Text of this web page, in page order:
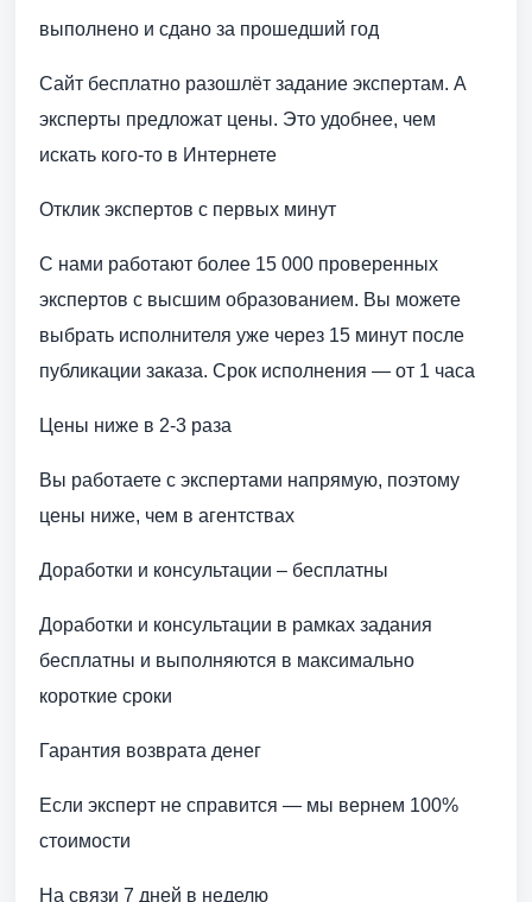
выполнено и сдано за прошедший год
Сайт бесплатно разошлёт задание экспертам. А
эксперты предложат цены. Это удобнее, чем
искать кого-то в Интернете
Отклик экспертов с первых минут
С нами работают более 15 000 проверенных
экспертов с высшим образованием. Вы можете
выбрать исполнителя уже через 15 минут после
публикации заказа. Срок исполнения — от 1 часа
Цены ниже в 2-3 раза
Вы работаете с экспертами напрямую, поэтому
цены ниже, чем в агентствах
Доработки и консультации – бесплатны
Доработки и консультации в рамках задания
бесплатны и выполняются в максимально
короткие сроки
Гарантия возврата денег
Если эксперт не справится — мы вернем 100%
стоимости
На связи 7 дней в неделю